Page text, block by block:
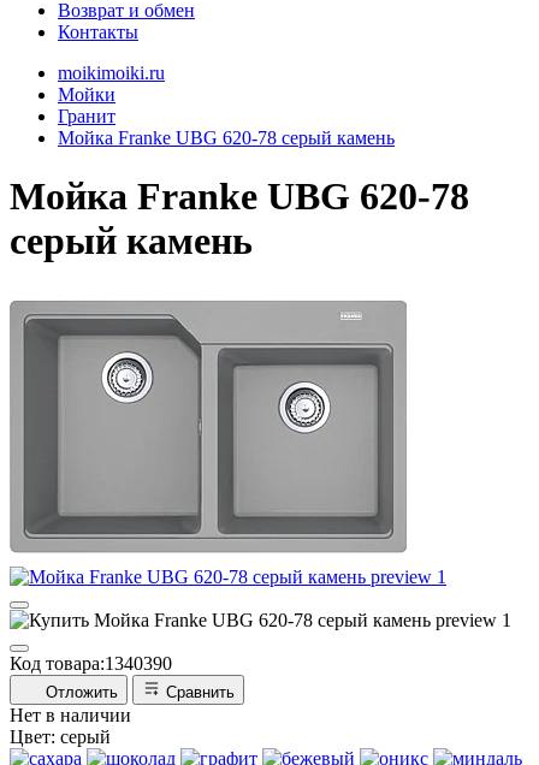
Возврат и обмен
Контакты
moikimoiki.ru
Мойки
Гранит
Мойка Franke UBG 620-78 серый камень
Мойка Franke UBG 620-78
серый камень
Код товара:1340390
Отложить Сравнить
Нет в наличии
Цвет: серый